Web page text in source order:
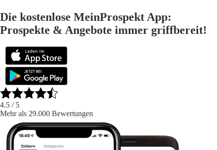
Die kostenlose MeinProspekt App:
Prospekte & Angebote immer griffbereit!
4.5 / 5
Mehr als 29.000 Bewertungen